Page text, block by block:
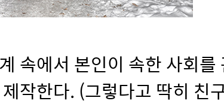
속에서 본인이 속한 사회를
작한다. (그렇다고 딱히 친